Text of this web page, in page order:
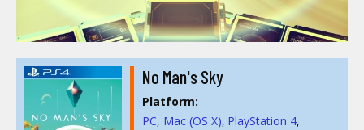
No Man's Sky
Platform:
PC Mac (OS X) PlayStation 4